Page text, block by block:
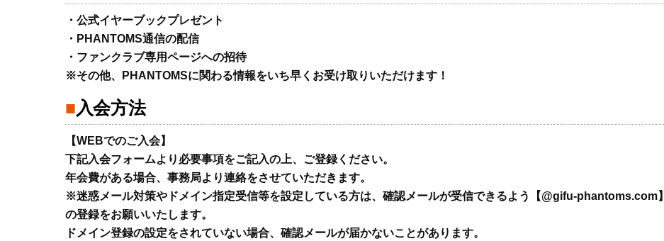
・公式イヤーブックプレゼント
・PHANTOMS通信の配信
・ファンクラブ専用ページへの招待
※その他、PHANTOMSに関わる情報をいち早くお受け取りいただけます！
入会方法
【WEBでのご入会】
下記入会フォームより必要事項をご記入の上、ご登録ください。
年会費がある場合、事務局より連絡をさせていただきます。
※迷惑メール対策やドメイン指定受信等を設定している方は、確認メールが受信できるよう【@gifu-phantoms.com】
の登録をお願いいたします。
ドメイン登録の設定をされていない場合、確認メールが届かないことがあります。